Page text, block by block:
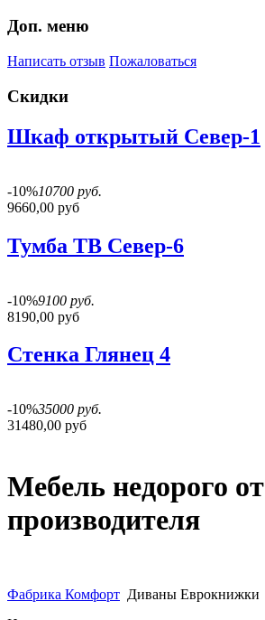
Доп. меню
Написать отзыв Пожаловаться
Скидки
Шкаф открытый Север-1
-10%10700 руб.
9660,00 руб
Тумба ТВ Север-6
-10%9100 руб.
8190,00 руб
Стенка Глянец 4
-10%35000 руб.
31480,00 руб
Мебель недорого от
производителя
Фабрика Комфорт Диваны Еврокнижки